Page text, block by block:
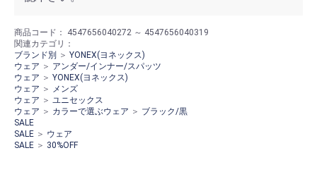
商品コード： 4547656040272 ～ 4547656040319
関連カテゴリ：
ブランド別
＞ YONEX(ヨネックス)
ウェア ＞ アンダー/インナー/スパッツ
ウェア ＞ YONEX(ヨネックス)
ウェア ＞ メンズ
ウェア ＞ ユニセックス
ウェア ＞ カラーで選ぶウェア ＞ ブラック/黒
SALE
SALE ＞ ウェア
SALE ＞ 30%OFF